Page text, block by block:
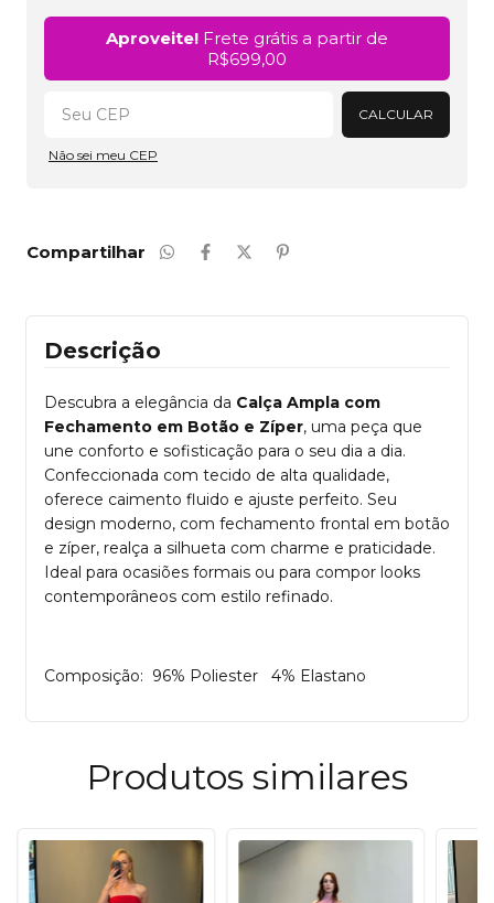
Aproveite! Frete grátis a partir de
R$699,00
CALCULAR
Não sei meu CEP
Compartilhar
Descrição
Descubra a elegância da Calça Ampla com
Fechamento em Botão e Zíper, uma peça que
une conforto e sofisticação para o seu dia a dia.
Confeccionada com tecido de alta qualidade,
oferece caimento fluido e ajuste perfeito. Seu
design moderno, com fechamento frontal em botão
e zíper, realça a silhueta com charme e praticidade.
Ideal para ocasiões formais ou para compor looks
contemporâneos com estilo refinado.
Composição: 96% Poliester 4% Elastano
Produtos similares